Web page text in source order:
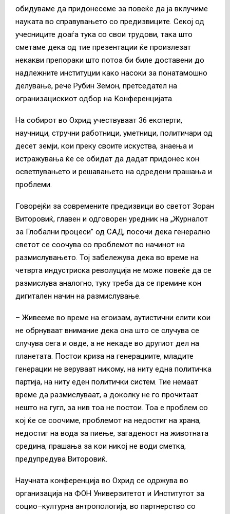
обидуваме да придонесеме за повеќе да ја вклучиме
науката во справувањето со предизвиците. Секој од
учесниците доаѓа тука со свои трудови, така што
сметаме дека од тие презентации ќе произлезат
некакви препораки што потоа би биле доставени до
надлежните институции како насоки за понатамошно
делување, рече Рубин Земон, претседател на
огранизацискиот одбор на Конференцијата.
На собирот во Охрид учествуваат 36 експерти,
научници, стручни работници, уметници, политичари од
десет земји, кои преку своите искуства, знаења и
истражувања ќе се обидат да дадат придонес кон
осветлувањето и решавањето на одредени прашања и
проблеми.
Говорејќи за современите предизвици во светот Зоран
Виторовиќ, главен и одговорен уредник на „Журналот
за Глобални процеси” од САД, посочи дека генерално
светот се соочува со проблемот во начинот на
размислувањето. Тој забележува дека во време на
четврта индустриска револуција не може повеќе да се
размислува аналогно, туку треба да се премине кон
дигитален начин на размислување.
– Живееме во време на егоизам, аутистични елити кои
не обрнуваат внимание дека она што се случува се
случува сега и овде, а не некаде во другиот дел на
планетата. Постои криза на генерациите, младите
генерации не веруваат никому, на ниту една политичка
партија, на ниту еден политички систем. Тие немаат
време да размислуваат, а доколку не го прочитаат
нешто на гугл, за нив тоа не постои. Тоа е проблем со
кој ќе се соочиме, проблемот на недостиг на храна,
недостиг на вода за пиење, загаденост на животната
средина, прашања за кои никој не води сметка,
предупредува Виторовиќ.
Научната конференција во Охрид се одржува во
организација на ФОН Универзитетот и Институтот за
социо–културна антропологија, во партнерство со